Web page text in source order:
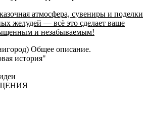
атмосфера, сувениры и поделки
желудей — всё это сделает ваше
и незабываемым!
Общее описание.
история"